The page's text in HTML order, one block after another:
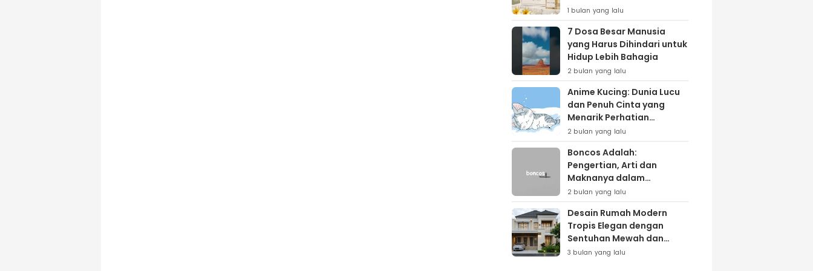
Lewat Varian ‘Daily Bliss’
1 bulan yang lalu
7 Dosa Besar Manusia
yang Harus Dihindari untuk
Hidup Lebih Bahagia
2 bulan yang lalu
Anime Kucing: Dunia Lucu
dan Penuh Cinta yang
Menarik Perhatian
Penggemar
2 bulan yang lalu
Boncos Adalah:
Pengertian, Arti dan
Maknanya dalam
Kehidupan Sehari-hari
2 bulan yang lalu
Desain Rumah Modern
Tropis Elegan dengan
Sentuhan Mewah dan
Natural
3 bulan yang lalu